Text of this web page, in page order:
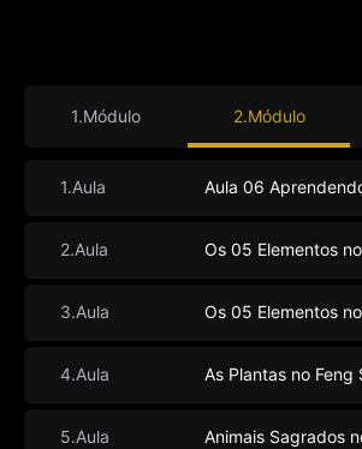
1.Módulo 2.Módulo
1.Aula Aula 06
2.Aula Os 05 Elementos
3.Aula Os 05 Elementos
4.Aula As Plantas no Feng
5.Aula Animais Sagrados